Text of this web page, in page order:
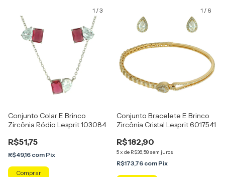
1 /3
Conjunto Colar E Brinco
Zircônia Ródio Lesprit 103084
R$51,75
R$49,16 com Pix
1 / 6
Conjunto Bracelete E Brinco
Zircônia Cristal Lesprit 6017541
R$182,90
5x de R$36,58 sem juros
R$173,76 com Pix